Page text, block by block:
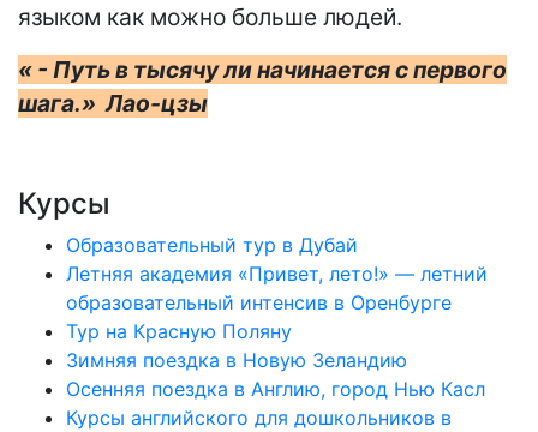
языком как можно больше людей.
« - Путь в тысячу ли начинается с первого
шага.» Лао-цзы
Курсы
Образовательный тур в Дубай
Летняя академия «Привет, лето!» — летний
образовательный интенсив в Оренбурге
Тур на Красную Поляну
Зимняя поездка в Новую Зеландию
Осенняя поездка в Англию, город Нью Касл
Курсы английского для дошкольников в